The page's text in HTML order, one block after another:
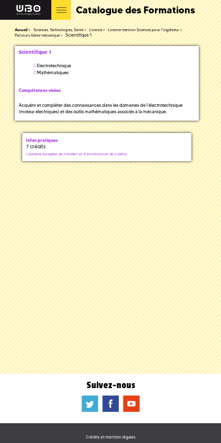
Catalogue des Formations
Accueil Sciences, Technologies, Santé Licence
Licence mention Sciences pour l'ingénieur
Parcours Génie mécanique
Scientifique 1
Scientifique 1
Electrotechnique
Mathématiques
Compétences visées
Acquérir et compléter des connaissances dans les domaines de l’électrotechnique
(moteur électriques) et des outils mathématiques associés à la mécanique.
Infos pratiques
7 crédits
( système européen de transfert et d'accumulation de crédits)
Suivez-nous
a b f
Crédits et mention légales